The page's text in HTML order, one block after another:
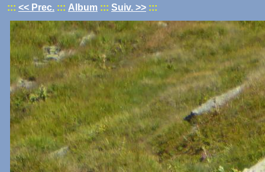
::: << Prec. ::: Album ::: Suiv. >> :::